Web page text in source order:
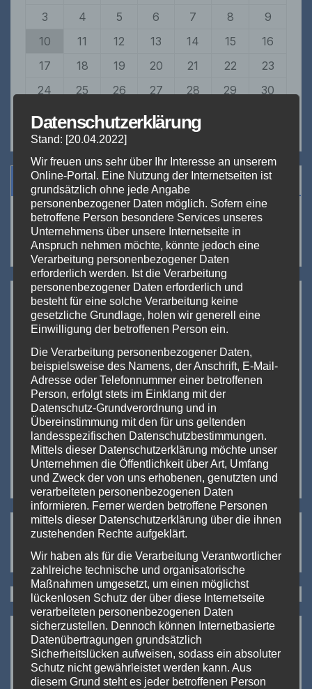
3
4 5 6 7 8
9
10
11 12 13 14 15
16
17
18 19 20 21 22
23
24
25 26 27 28 29
30
31
2 3
Suchen
Suchen
Neueste Beiträge:
The Hall of Vape 2024
DICODES goes small
InterTabac 2023 (Teil 1)
InterTabac & InterSupply Messe-Duo 2023
IMIST EPICSTORM SI DNA 100C
Neueste Kommentare:
Es sind keine Kommentare vorhanden.
Datenschutzerklärung
Stand: [20.04.2022]
Wir freuen uns sehr über Ihr Interesse an unserem
Online-Portal. Eine Nutzung der Internetseiten ist
grundsätzlich ohne jede Angabe
personenbezogener Daten möglich. Sofern eine
betroffene Person besondere Services unseres
Unternehmens über unsere Internetseite in
Anspruch nehmen möchte, könnte jedoch eine
Verarbeitung personenbezogener Daten
erforderlich werden. Ist die Verarbeitung
personenbezogener Daten erforderlich und
besteht für eine solche Verarbeitung keine
gesetzliche Grundlage, holen wir generell eine
Einwilligung der betroffenen Person ein.
Die Verarbeitung personenbezogener Daten,
beispielsweise des Namens, der Anschrift, E-Mail-
Adresse oder Telefonnummer einer betroffenen
Person, erfolgt stets im Einklang mit der
Datenschutz-Grundverordnung und in
Übereinstimmung mit den für uns geltenden
landesspezifischen Datenschutzbestimmungen.
Mittels dieser Datenschutzerklärung möchte unser
Unternehmen die Öffentlichkeit über Art, Umfang
und Zweck der von uns erhobenen, genutzten und
verarbeiteten personenbezogenen Daten
informieren. Ferner werden betroffene Personen
mittels dieser Datenschutzerklärung über die ihnen
zustehenden Rechte aufgeklärt.
Wir haben als für die Verarbeitung Verantwortlicher
zahlreiche technische und organisatorische
Maßnahmen umgesetzt, um einen möglichst
lückenlosen Schutz der über diese Internetseite
verarbeiteten personenbezogenen Daten
sicherzustellen. Dennoch können Internetbasierte
Datenübertragungen grundsätzlich
Sicherheitslücken aufweisen, sodass ein absoluter
Schutz nicht gewährleistet werden kann. Aus
diesem Grund steht es jeder betroffenen Person